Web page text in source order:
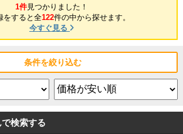
1件見つかりました！
をすると全122件の中から探せます。
今すぐ見る
条件を絞り込む
検索する